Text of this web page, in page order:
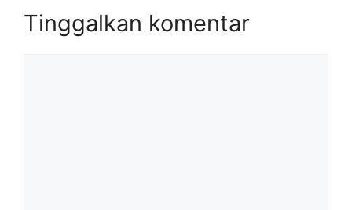
Tinggalkan komentar